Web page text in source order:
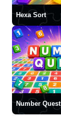
Hexa Sort
Number Quest